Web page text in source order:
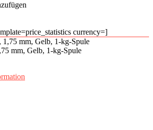
currency=]
mm, Gelb, 1-kg-Spule